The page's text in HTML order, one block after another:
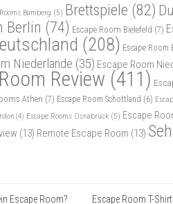
Bamberg (5) Brettspiele (82)
Berlin (74) Escape Room Bielefeld (7)
(208) Escape Room
Niederlande (35) Escape Room
Review (411)
Athen (7) Escape Room Schottland (6)
(4) Escape Rooms Osnabrück (5) Escape
(13) Remote Escape Room (13)
Escape Room? Escape Room T-